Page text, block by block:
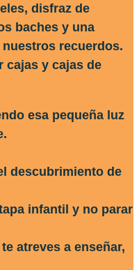
disfraz de
baches y una
recuerdos.
cajas y cajas de
esa pequeña luz
descubrimiento de
infantil y no parar
atreves a enseñar,